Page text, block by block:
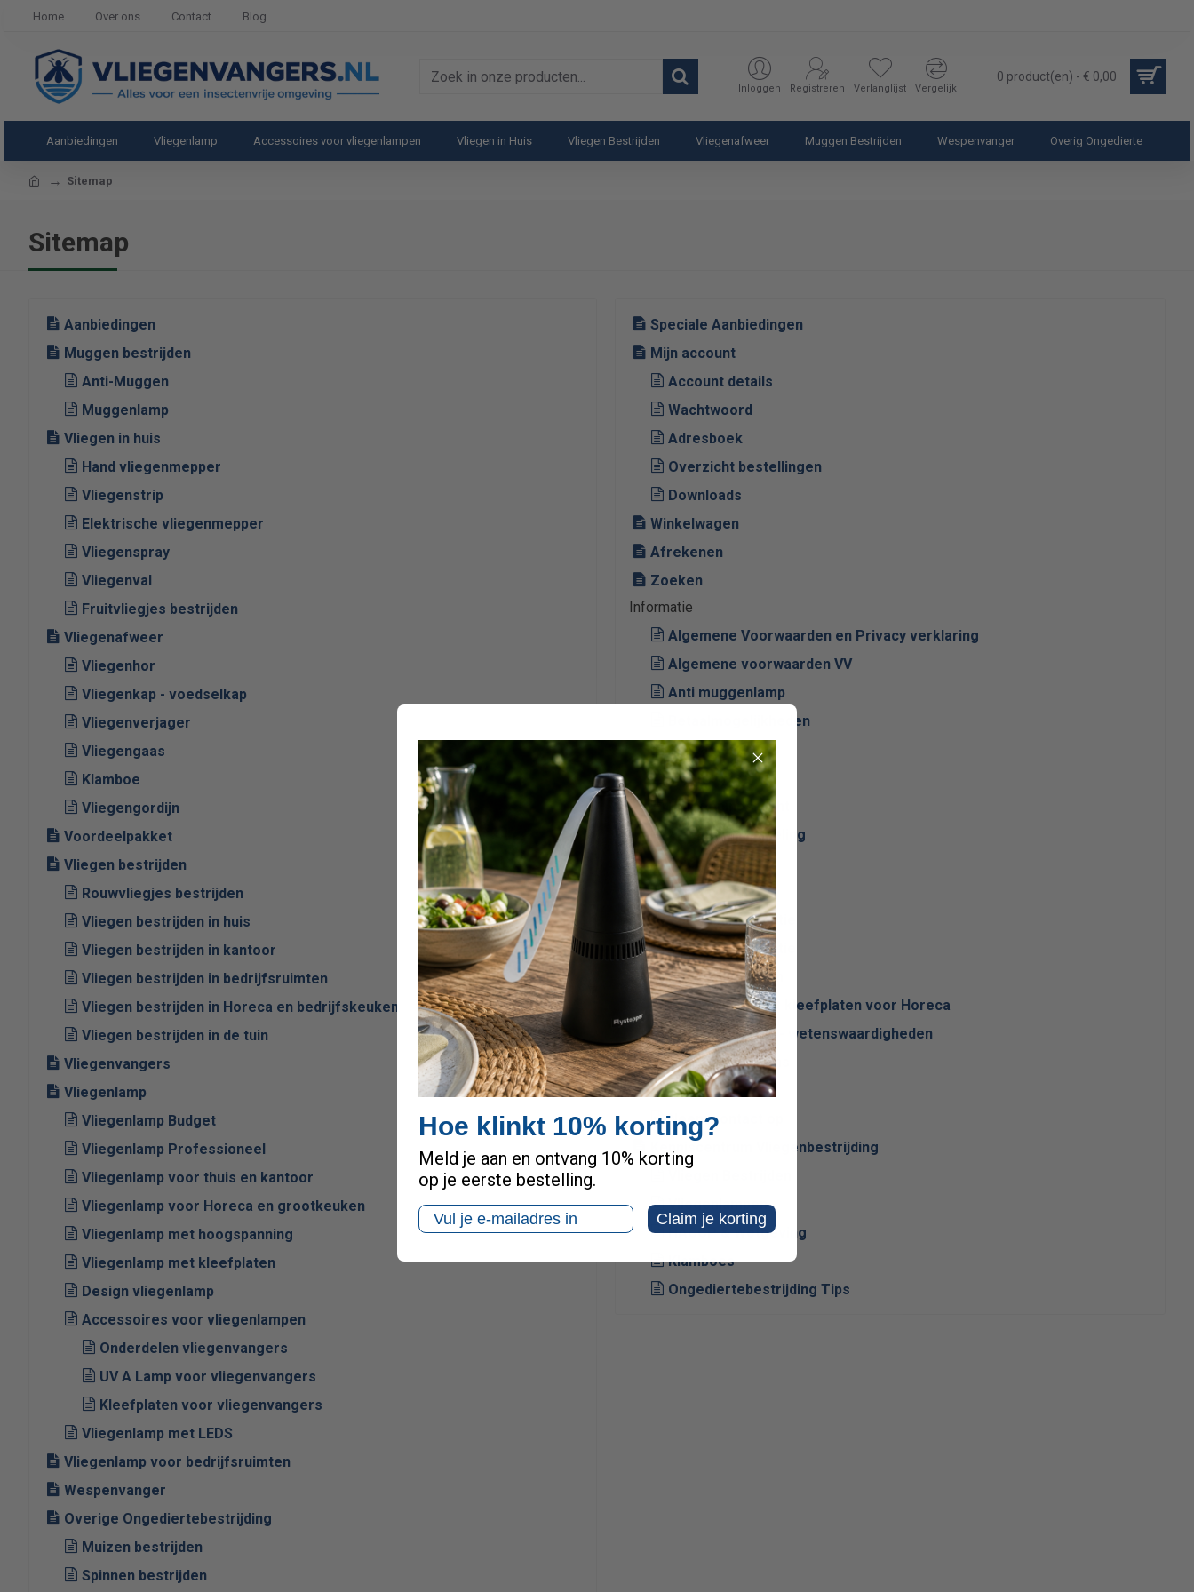
Home Over ons Contact Blog
Zoek
producten...
Inloggen Registreren Verlanglijst Vergelijk
0 product(en) - € 0,00
Aanbiedingen Vliegenlamp Accessoires voor vliegenlampen Vliegen in Huis Vliegen Bestrijden Vliegenafweer Muggen Bestrijden Wespenvanger Overig Ongedierte
homeSitemap
Sitemap
Aanbiedingen
Muggen bestrijden
Anti-Muggen
Muggenlamp
Vliegen in huis
Hand vliegenmepper
Vliegenstrip
Elektrische vliegenmepper
Vliegenspray
Vliegenval
Fruitvliegjes bestrijden
Vliegenafweer
Vliegenhor
Vliegenkap - voedselkap
Vliegenverjager
Vliegengaas
Klamboe
Vliegengordijn
Voordeelpakket
Vliegen bestrijden
Rouwvliegjes bestrijden
Vliegen bestrijden in huis
Vliegen bestrijden in kantoor
Vliegen bestrijden in bedrijfsruimten
Vliegen bestrijden in Horeca en bedrijfskeuken
Vliegen bestrijden in de tuin
Vliegenvangers
Vliegenlamp
Vliegenlamp Budget
Vliegenlamp Professioneel
Vliegenlamp voor thuis en kantoor
Vliegenlamp voor Horeca en grootkeuken
Vliegenlamp met hoogspanning
Vliegenlamp met kleefplaten
Design vliegenlamp
Accessoires voor vliegenlampen
Onderdelen vliegenvangers
UV A Lamp voor vliegenvangers
Kleefplaten voor vliegenvangers
Vliegenlamp met LEDS
Vliegenlamp voor bedrijfsruimten
Wespenvanger
Overige Ongediertebestrijding
Muizen bestrijden
Spinnen bestrijden
Speciale Aanbiedingen
Mijn account
Account details
Wachtwoord
Adresboek
Overzicht bestellingen
Downloads
Winkelwagen
Afrekenen
Zoeken
Informatie
Algemene Voorwaarden en Privacy verklaring
Algemene voorwaarden VV
Anti muggenlamp
Betaalmogelijkheden
Contact met ons
Downloads
Herroepingsrecht
Klachtenafhandeling
Over ons
Privacy Policy
Verzendinformatie
Verzendinformatie
Vliegen Verjagen
Vliegenlamp met kleefplaten voor Horeca
Vliegenoverlast - wetenswaardigheden
Contactgegevens
Links
Neem contact op
Kenniscentrum Vliegenbestrijding
Vliegenlampen
HACCP & Wetgeving
Klamboes
Ongediertebestrijding Tips
Hoe klinkt 10% korting?
Meld je aan en ontvang 10% korting
op je eerste bestelling.
Email Claim je korting